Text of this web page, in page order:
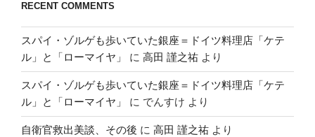
RECENT COMMENTS
スパイ・ゾルゲも歩いていた銀座＝ドイツ料理店「ケテ
ル」と「ローマイヤ」
に 高田 謹之祐 より
スパイ・ゾルゲも歩いていた銀座＝ドイツ料理店「ケテ
ル」と「ローマイヤ」
に でんすけ より
自衛官救出美談、その後 に 高田 謹之祐 より